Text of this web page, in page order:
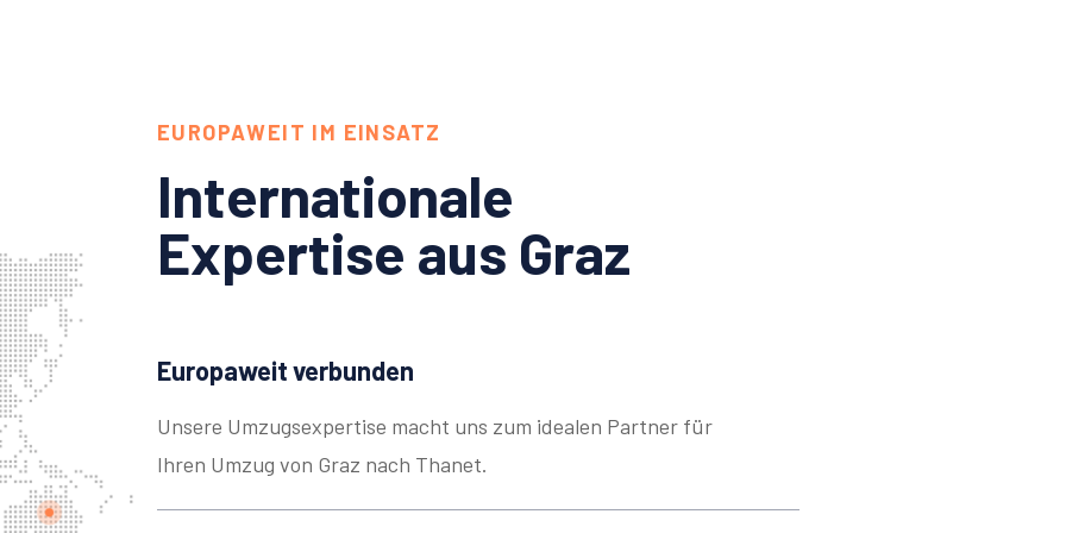
EUROPAWEIT IM EINSATZ
Internationale
Expertise aus Graz
Europaweit verbunden
Unsere Umzugsexpertise macht uns zum idealen Partner für
Ihren Umzug von Graz nach Thanet.